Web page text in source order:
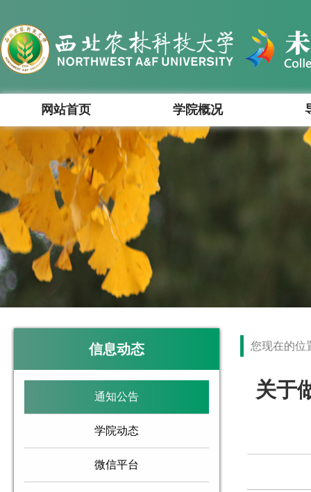
网站首页 学院概况
信息动态
通知公告
学院动态
微信平台
您现在的位
关于